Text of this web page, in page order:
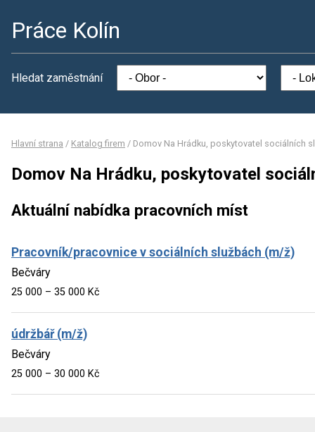
Práce Kolín
Hledat zaměstnání
Hlavní strana / Katalog firem / Domov Na Hrádku, poskytovatel sociálních
Domov Na Hrádku, poskytovatel
Aktuální nabídka pracovních míst
Pracovník/pracovnice v sociálních službách (m/ž)
Bečváry
25 000 – 35 000 Kč
údržbář (m/ž)
Bečváry
25 000 – 30 000 Kč